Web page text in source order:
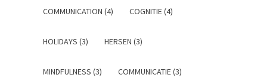
COMMUNICATION (4) COGNITIE (4)
HOLIDAYS (3) HERSEN (3)
MINDFULNESS (3) COMMUNICATIE (3)